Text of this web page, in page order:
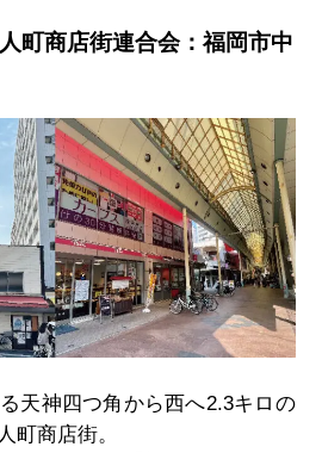
町商店街連合会：福岡市中
天神四つ角から西へ2.3キロの
町商店街。